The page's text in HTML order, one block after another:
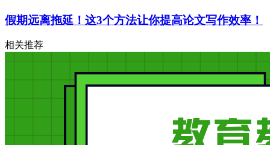
假期远离拖延！这3个方法让你提高论文写作效率！
相关推荐